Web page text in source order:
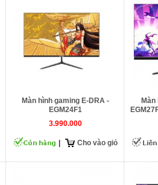
Màn hình gaming E-DRA -
EGM24F1
3.990.000
Cho vào giỏ